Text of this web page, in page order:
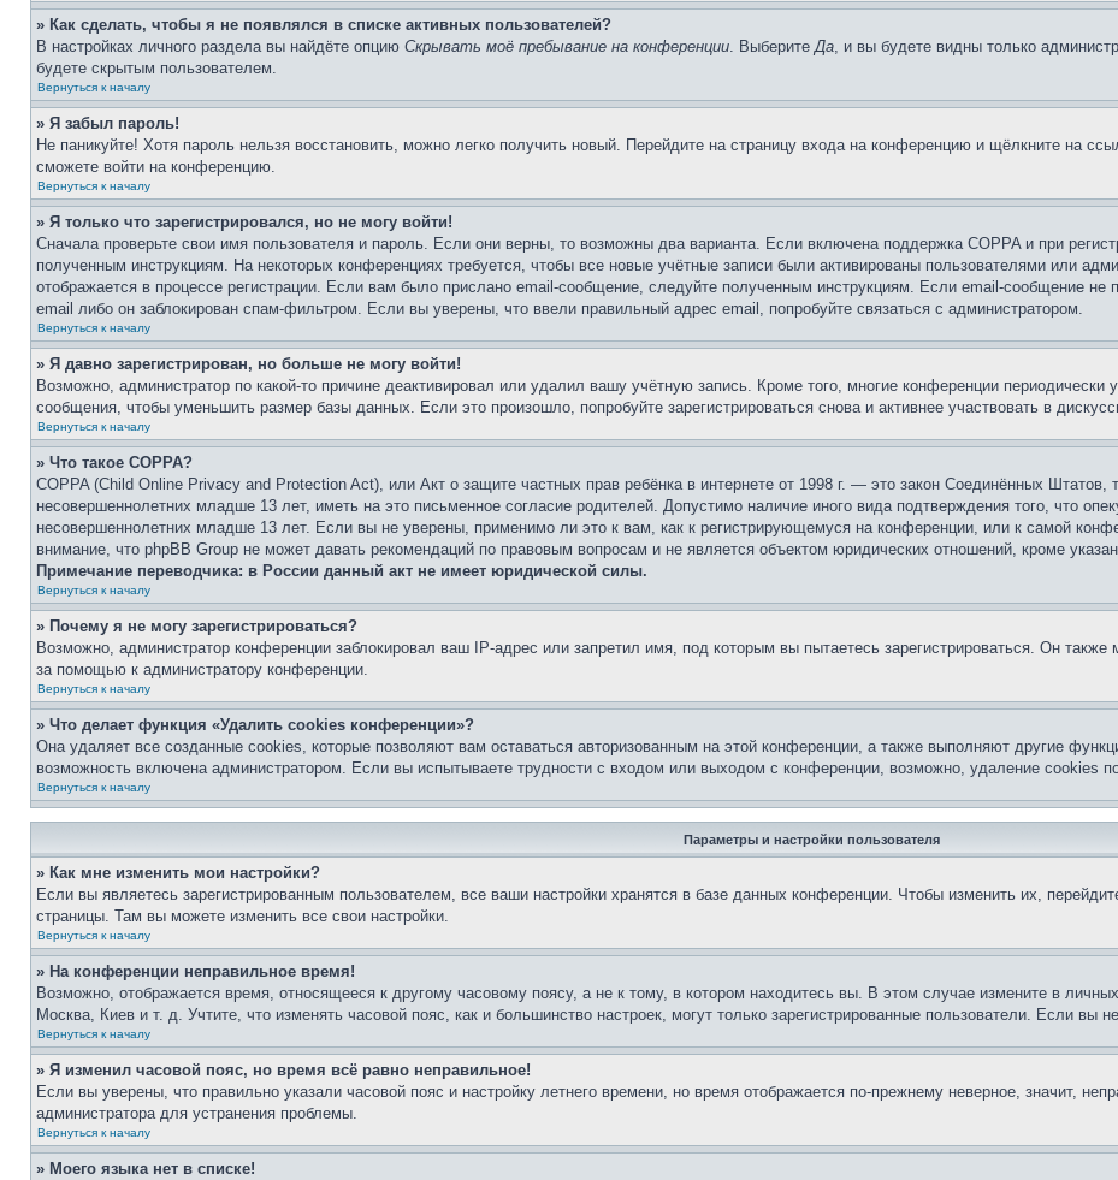
» Как сделать, чтобы я не появлялся в списке активных пользователей?
В настройках личного раздела вы найдёте опцию Скрывать моё пребывание на конференции. ВыберитеДа, и вы будете видны только
будете скрытым пользователем.
Вернуться к началу
» Я забыл пароль!
Не паникуйте! Хотя пароль нельзя восстановить, можно легко получить новый. Перейдите на страницу входа на конференцию и щёлкните на
сможете войти на конференцию.
Вернуться к началу
» Я только что зарегистрировался, но не могу войти!
Сначала проверьте свои имя пользователя и пароль. Если они верны, то возможны два варианта. Если включена поддержка COPPA и при
полученным инструкциям. На некоторых конференциях требуется, чтобы все новые учётные записи были активированы пользователями или
отображается в процессе регистрации. Если вам было прислано email-сообщение, следуйте полученным инструкциям. Если email-сообщение не
email либо он заблокирован спам-фильтром. Если вы уверены, что ввели правильный адрес email, попробуйте связаться с администратором.
Вернуться к началу
» Я давно зарегистрирован, но больше не могу войти!
Возможно, администратор по какой-то причине деактивировал или удалил вашу учётную запись. Кроме того, многие конференции
сообщения, чтобы уменьшить размер базы данных. Если это произошло, попробуйте зарегистрироваться снова и активнее участвовать в
Вернуться к началу
» Что такое COPPA?
COPPA (Child Online Privacy and Protection Act), или Акт о защите частных прав ребёнка в интернете от 1998 г. — это закон Соединённых
несовершеннолетних младше 13 лет, иметь на это письменное согласие родителей. Допустимо наличие иного вида подтверждения того, что
несовершеннолетних младше 13 лет. Если вы не уверены, применимо ли это к вам, как к регистрирующемуся на конференции, или к самой
внимание, что phpBB Group не может давать рекомендаций по правовым вопросам и не является объектом юридических отношений, кроме
Примечание переводчика: в России данный акт не имеет юридической силы.
Вернуться к началу
» Почему я не могу зарегистрироваться?
Возможно, администратор конференции заблокировал ваш IP-адрес или запретил имя, под которым вы пытаетесь зарегистрироваться. Он
за помощью к администратору конференции.
Вернуться к началу
» Что делает функция «Удалить cookies конференции»?
Она удаляет все созданные cookies, которые позволяют вам оставаться авторизованным на этой конференции, а также выполняют другие
возможность включена администратором. Если вы испытываете трудности с входом или выходом с конференции, возможно, удаление cookies
Вернуться к началу
Параметры и настройки пользователя
» Как мне изменить мои настройки?
Если вы являетесь зарегистрированным пользователем, все ваши настройки хранятся в базе данных конференции. Чтобы изменить их,
страницы. Там вы можете изменить все свои настройки.
Вернуться к началу
» На конференции неправильное время!
Возможно, отображается время, относящееся к другому часовому поясу, а не к тому, в котором находитесь вы. В этом случае измените в
Москва, Киев и т. д. Учтите, что изменять часовой пояс, как и большинство настроек, могут только зарегистрированные пользователи. Если вы
Вернуться к началу
» Я изменил часовой пояс, но время всё равно неправильное!
Если вы уверены, что правильно указали часовой пояс и настройку летнего времени, но время отображается по-прежнему неверное, значит,
администратора для устранения проблемы.
Вернуться к началу
» Моего языка нет в списке!